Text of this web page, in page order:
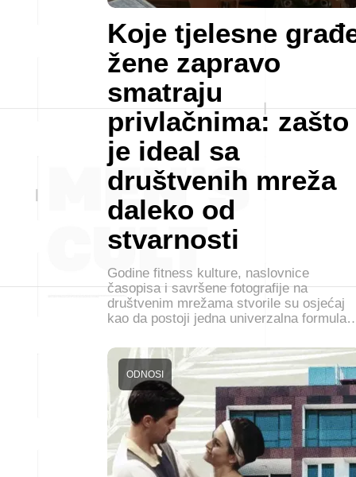
Koje tjelesne
žene zapravo
smatraju
privlačnima: zašto
je ideal sa
društvenih mreža
daleko od
stvarnosti
Godine fitness kulture, naslovnice
časopisa i savršene fotografije na
društvenim mrežama stvorile su osjećaj
kao da postoji jedna univerzalna
ODNOSI